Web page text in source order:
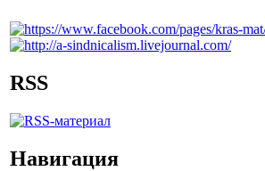
RSS
Навигация